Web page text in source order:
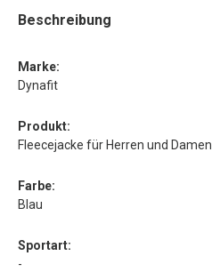
Beschreibung
Marke:
Dynafit
Produkt:
Fleecejacke für Herren und Damen
Farbe:
Blau
Sportart:
-